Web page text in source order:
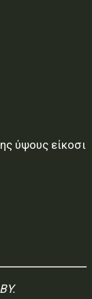
ύψους είκοσι